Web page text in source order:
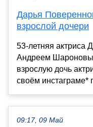
Дарья
взрослой дочери
53-летняя актриса
Андреем
взрослую дочь
своём инстаграме*
09:17, 09 Май